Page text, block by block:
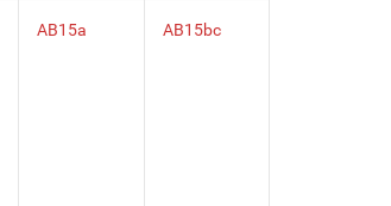
AB15a AB15bc